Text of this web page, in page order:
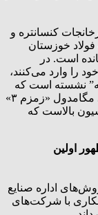
کنسانتره و
خوزستان
است. در
که ۶۰٪ سنگ آهن خود را وارد می‌کنند،
نشسته است که
از معدن تا شمش را در مالکیت دارد. راه‌اندازی مگامدول «زمزم ۳»
بالاست که
اولین
بودن روش‌های اداره صنایع
همکاری با شرکت‌های